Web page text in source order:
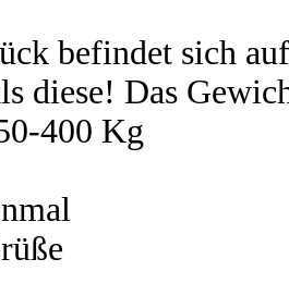
befindet sich
diese! Das
400 Kg